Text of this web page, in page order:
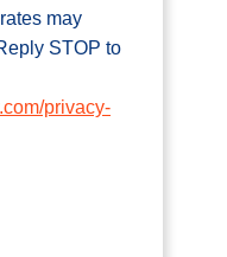
may
STOP to
privacy-